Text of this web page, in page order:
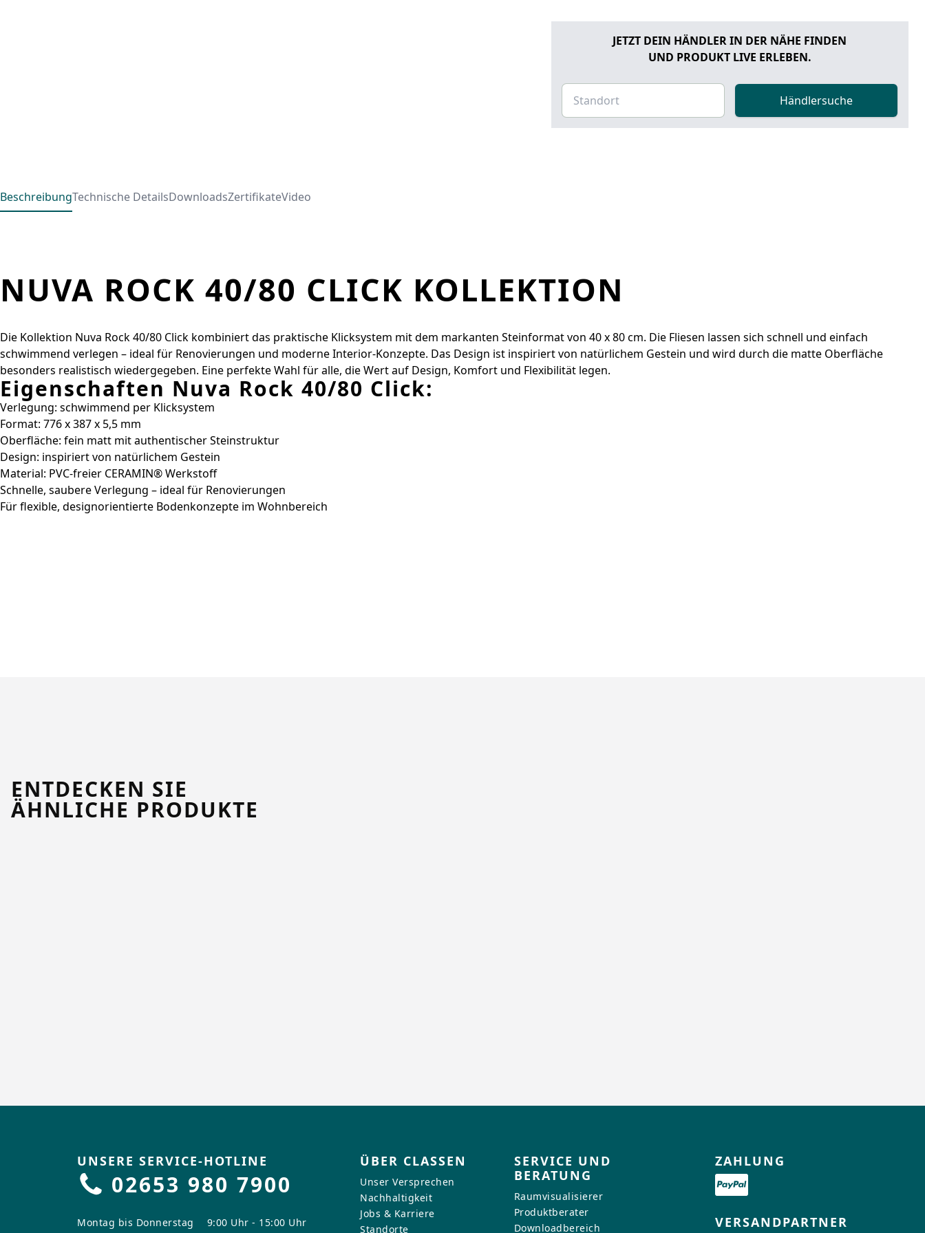
JETZT DEIN HÄNDLER IN DER NÄHE FINDEN
UND PRODUKT LIVE ERLEBEN.
Händlersuche
BeschreibungTechnische DetailsDownloadsZertifikateVideo
NUVA ROCK 40/80 CLICK KOLLEKTION
Die Kollektion Nuva Rock 40/80 Click kombiniert das praktische Klicksystem mit dem markanten Steinformat von 40 x 80 cm. Die Fliesen lassen sich schnell und einfach
schwimmend verlegen – ideal für Renovierungen und moderne Interior-Konzepte. Das Design ist inspiriert von natürlichem Gestein und wird durch die matte Oberfläche
besonders realistisch wiedergegeben. Eine perfekte Wahl für alle, die Wert auf Design, Komfort und Flexibilität legen.
Eigenschaften Nuva Rock 40/80 Click:
Verlegung: schwimmend per Klicksystem
Format: 776 x 387 x 5,5 mm
Oberfläche: fein matt mit authentischer Steinstruktur
Design: inspiriert von natürlichem Gestein
Material: PVC-freier CERAMIN® Werkstoff
Schnelle, saubere Verlegung – ideal für Renovierungen
Für flexible, designorientierte Bodenkonzepte im Wohnbereich
ENTDECKEN SIE
ÄHNLICHE PRODUKTE
UNSERE SERVICE-HOTLINE
02653 980 7900
Montag bis Donnerstag
9:00 Uhr - 15:00 Uhr
ÜBER CLASSEN
Unser Versprechen
Nachhaltigkeit
Jobs & Karriere
Standorte
SERVICE UND
BERATUNG
Raumvisualisierer
Produktberater
Downloadbereich
ZAHLUNG
VERSANDPARTNER